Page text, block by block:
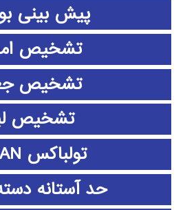
پیش بینی
تشخیص
تشخیص
تشخیص
تولباکس WLAN
حد آستانه